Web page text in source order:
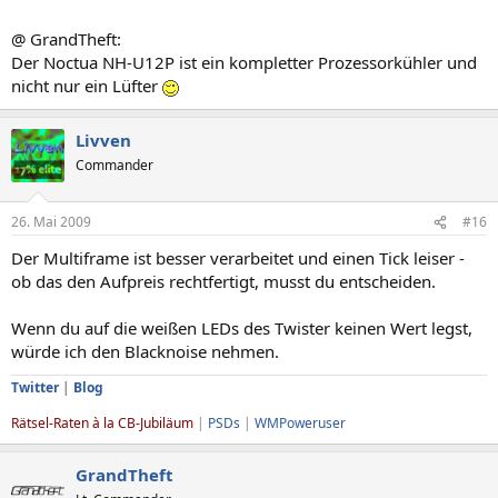
@ GrandTheft:
Der Noctua NH-U12P ist ein kompletter Prozessorkühler und
nicht nur ein Lüfter
Livven
Commander
26. Mai 2009 #16
Der Multiframe ist besser verarbeitet und einen Tick leiser -
ob das den Aufpreis rechtfertigt, musst du entscheiden.
Wenn du auf die weißen LEDs des Twister keinen Wert legst,
würde ich den Blacknoise nehmen.
Twitter| Blog
Rätsel-Raten à la CB-Jubiläum | PSDs | WMPoweruser
GrandTheft